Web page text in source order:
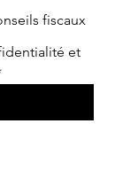
fiscaux
et